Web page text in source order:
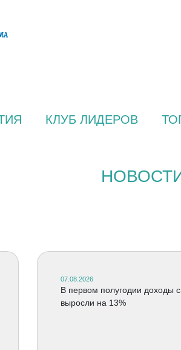
КЛУБ ЛИДЕРОВ
07.08.2026
В первом полугодии доходы
выросли на 13%